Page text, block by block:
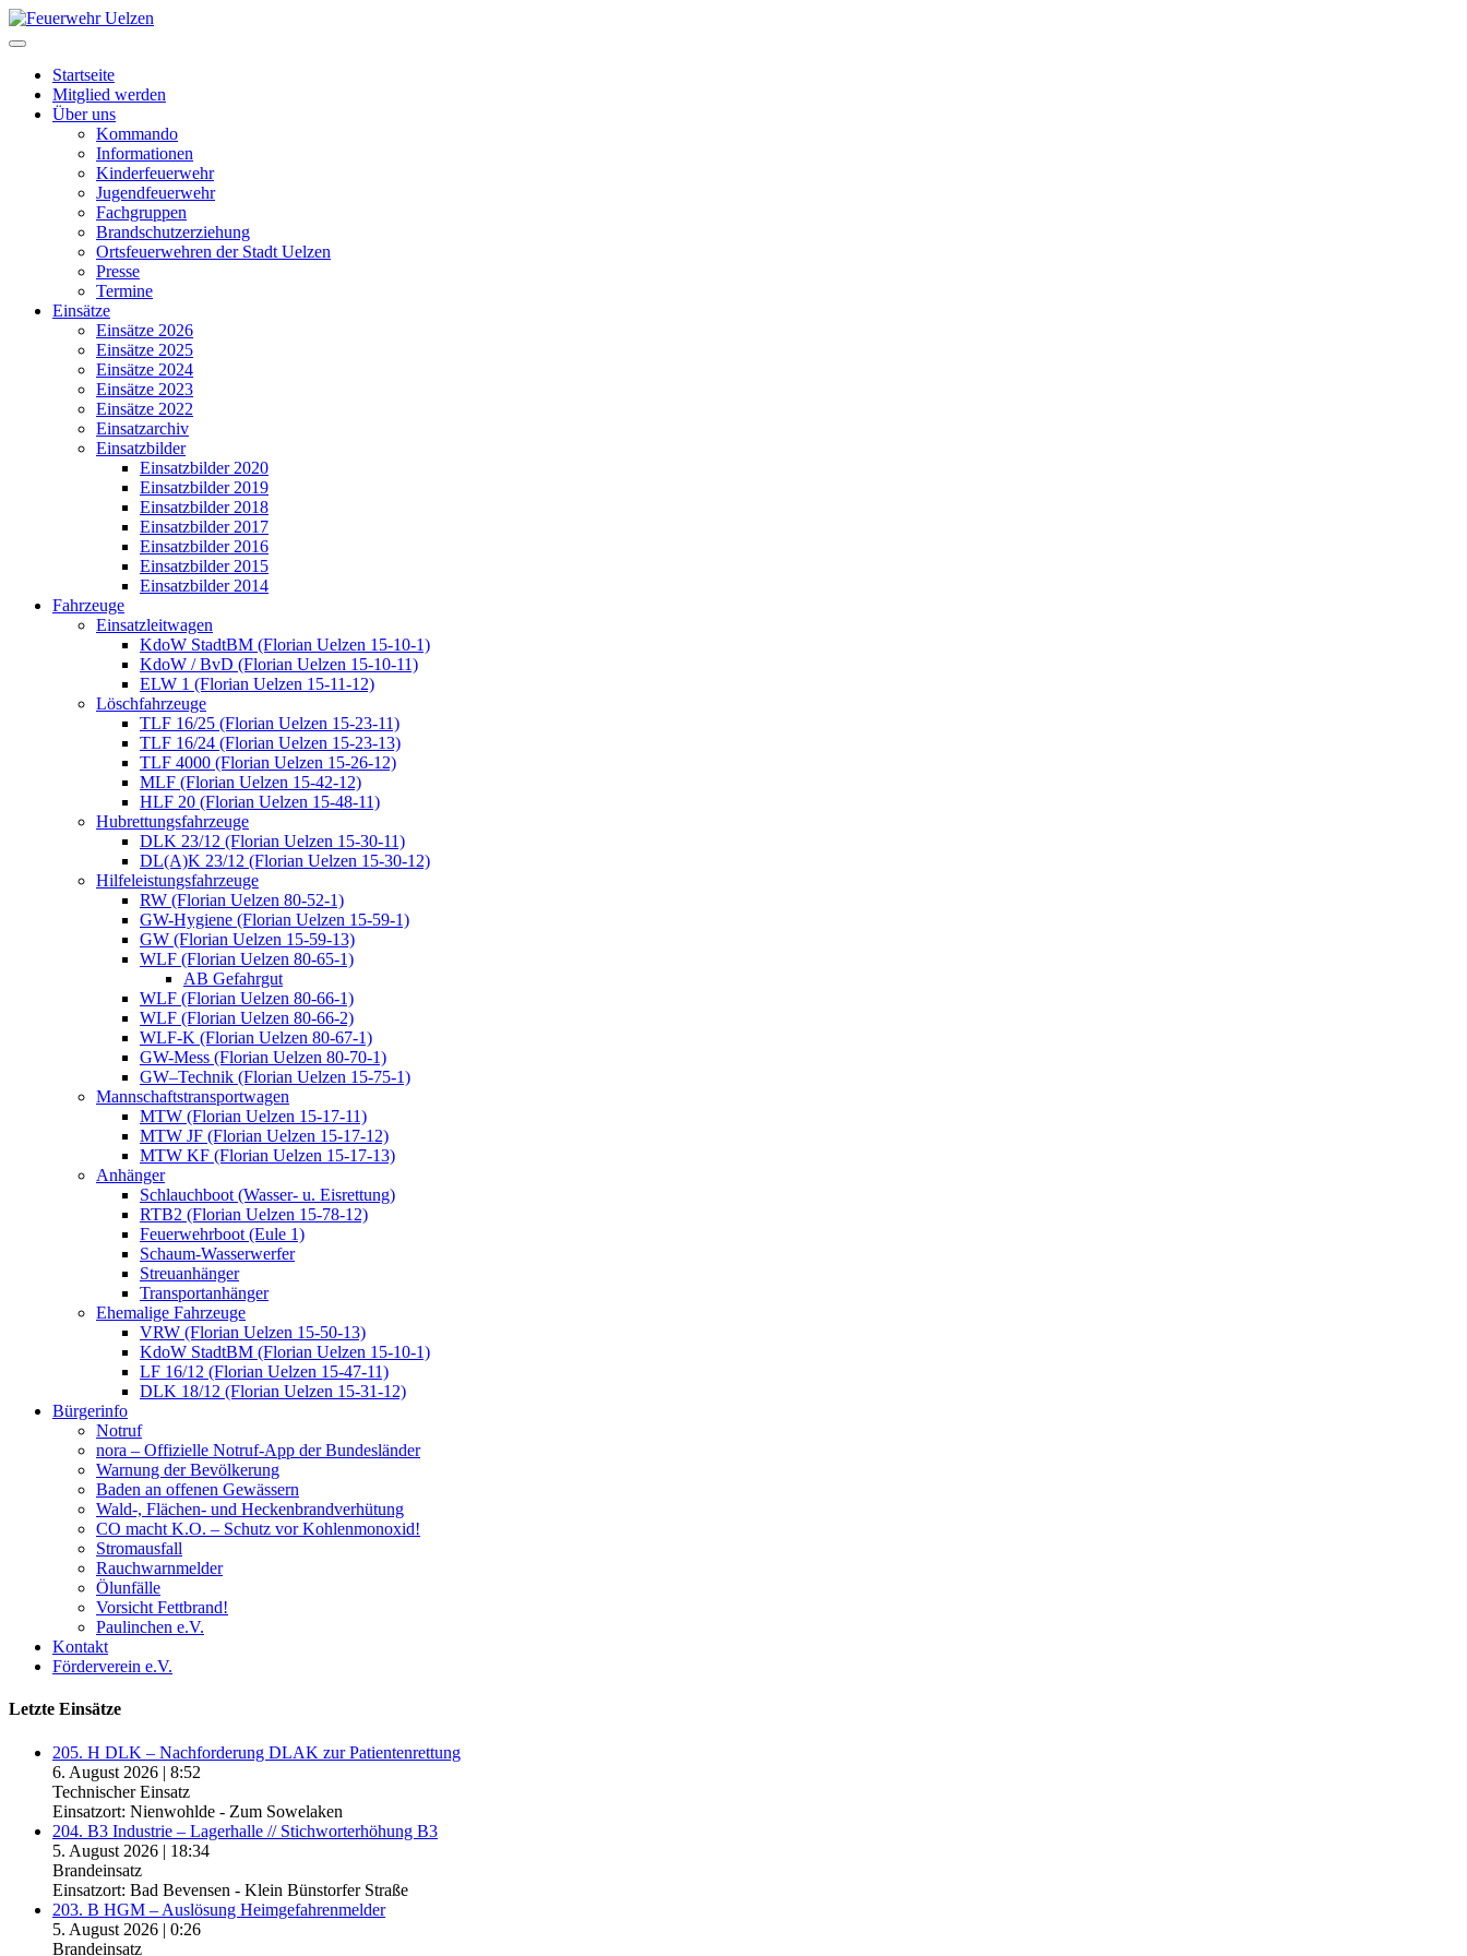
Startseite
Mitglied werden
Über uns
Kommando
Informationen
Kinderfeuerwehr
Jugendfeuerwehr
Fachgruppen
Brandschutzerziehung
Ortsfeuerwehren der Stadt Uelzen
Presse
Termine
Einsätze
Einsätze 2026
Einsätze 2025
Einsätze 2024
Einsätze 2023
Einsätze 2022
Einsatzarchiv
Einsatzbilder
Einsatzbilder 2020
Einsatzbilder 2019
Einsatzbilder 2018
Einsatzbilder 2017
Einsatzbilder 2016
Einsatzbilder 2015
Einsatzbilder 2014
Fahrzeuge
Einsatzleitwagen
KdoW StadtBM (Florian Uelzen 15-10-1)
KdoW / BvD (Florian Uelzen 15-10-11)
ELW 1 (Florian Uelzen 15-11-12)
Löschfahrzeuge
TLF 16/25 (Florian Uelzen 15-23-11)
TLF 16/24 (Florian Uelzen 15-23-13)
TLF 4000 (Florian Uelzen 15-26-12)
MLF (Florian Uelzen 15-42-12)
HLF 20 (Florian Uelzen 15-48-11)
Hubrettungsfahrzeuge
DLK 23/12 (Florian Uelzen 15-30-11)
DL(A)K 23/12 (Florian Uelzen 15-30-12)
Hilfeleistungsfahrzeuge
RW (Florian Uelzen 80-52-1)
GW-Hygiene (Florian Uelzen 15-59-1)
GW (Florian Uelzen 15-59-13)
WLF (Florian Uelzen 80-65-1)
AB Gefahrgut
WLF (Florian Uelzen 80-66-1)
WLF (Florian Uelzen 80-66-2)
WLF-K (Florian Uelzen 80-67-1)
GW-Mess (Florian Uelzen 80-70-1)
GW–Technik (Florian Uelzen 15-75-1)
Mannschaftstransportwagen
MTW (Florian Uelzen 15-17-11)
MTW JF (Florian Uelzen 15-17-12)
MTW KF (Florian Uelzen 15-17-13)
Anhänger
Schlauchboot (Wasser- u. Eisrettung)
RTB2 (Florian Uelzen 15-78-12)
Feuerwehrboot (Eule 1)
Schaum-Wasserwerfer
Streuanhänger
Transportanhänger
Ehemalige Fahrzeuge
VRW (Florian Uelzen 15-50-13)
KdoW StadtBM (Florian Uelzen 15-10-1)
LF 16/12 (Florian Uelzen 15-47-11)
DLK 18/12 (Florian Uelzen 15-31-12)
Bürgerinfo
Notruf
nora – Offizielle Notruf-App der Bundesländer
Warnung der Bevölkerung
Baden an offenen Gewässern
Wald-, Flächen- und Heckenbrandverhütung
CO macht K.O. – Schutz vor Kohlenmonoxid!
Stromausfall
Rauchwarnmelder
Ölunfälle
Vorsicht Fettbrand!
Paulinchen e.V.
Kontakt
Förderverein e.V.
Letzte Einsätze
205. H DLK – Nachforderung DLAK zur Patientenrettung
6. August 2026 | 8:52
Technischer Einsatz
Einsatzort: Nienwohlde - Zum Sowelaken
204. B3 Industrie – Lagerhalle // Stichworterhöhung B3
5. August 2026 | 18:34
Brandeinsatz
Einsatzort: Bad Bevensen - Klein Bünstorfer Straße
203. B HGM – Auslösung Heimgefahrenmelder
5. August 2026 | 0:26
Brandeinsatz